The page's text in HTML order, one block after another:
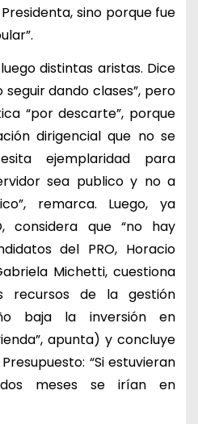
sino porque fue
distintas aristas. Dice
dando clases”, pero
“por descarte”, porque
dirigencial que no se
ejemplaridad para
sea publico y no a
remarca. Luego, ya
considera que “no hay
del PRO, Horacio
Michetti, cuestiona
recursos de la gestión
baja la inversión en
apunta) y concluye
“Si estuvieran
meses se irían en